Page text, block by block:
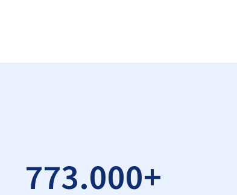
773.000+